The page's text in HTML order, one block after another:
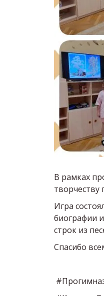
В рамках
Игра
биографии
строк из
Спасибо